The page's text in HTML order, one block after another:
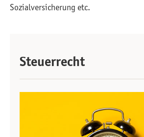
Sozialversicherung etc.
Steuerrecht